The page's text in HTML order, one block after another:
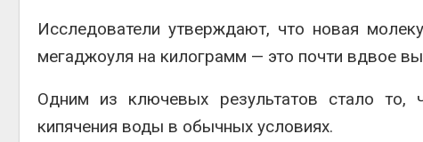
Исследователи утверждают, что новая
мегаджоуля на килограмм — это почти вдвое
Одним из ключевых результатов стало то,
кипячения воды в обычных условиях.